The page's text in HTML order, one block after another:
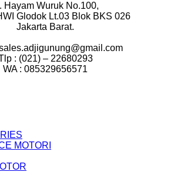
Hayam Wuruk No.100,
Glodok Lt.03 Blok BKS 026
Jakarta Barat.
: (021) – 22680293
WA : 085329656571
MOTORI